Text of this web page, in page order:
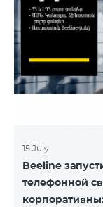
15 July
Beeline
телефонной